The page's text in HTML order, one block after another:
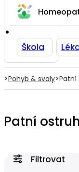
Škola
>Pohyb & svaly>Patní
Patní
Filtrovat